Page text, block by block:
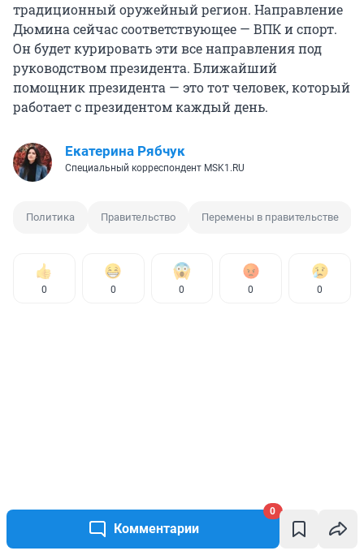
Комментарии
0
традиционный оружейный регион. Направление
Дюмина сейчас соответствующее — ВПК и спорт.
Он будет курировать эти все направления под
руководством президента. Ближайший
помощник президента — это тот человек, который
работает с президентом каждый день.
Екатерина Рябчук
Специальный корреспондент MSK1.RU
Политика Правительство Перемены в правительстве
0 0 0 0 0